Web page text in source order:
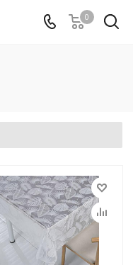
0